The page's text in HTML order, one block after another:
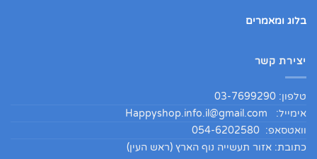
בלוג ומאמרים
יצירת קשר
טלפון: 03-7699290
אימייל: Happyshop.info.il@gmail.com
וואטסאפ: 054-6202580
כתובת: אזור תעשייה נוף הארץ (ראש העין)